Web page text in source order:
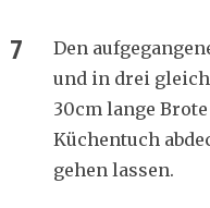
Den
und in drei
30cm lange
Küchentuch
gehen lassen.